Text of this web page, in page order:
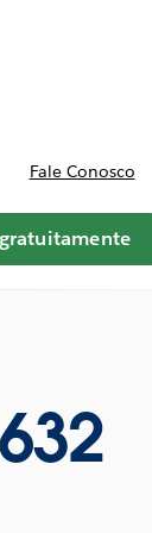
Fale Conosco